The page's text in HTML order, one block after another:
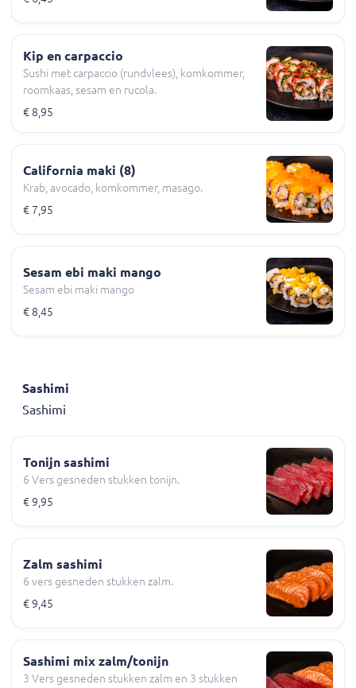
Kip en carpaccio
Sushi met carpaccio (rundvlees), komkommer,
roomkaas, sesam en rucola.
€ 8,95
California maki (8)
Krab, avocado, komkommer, masago.
€ 7,95
Sesam ebi maki mango
Sesam ebi maki mango
€ 8,45
Sashimi
Sashimi
Tonijn sashimi
6 Vers gesneden stukken tonijn.
€ 9,95
Zalm sashimi
6 vers gesneden stukken zalm.
€ 9,45
Sashimi mix zalm/tonijn
3 Vers gesneden stukken zalm en 3 stukken